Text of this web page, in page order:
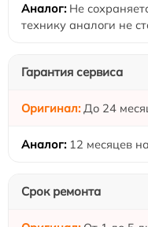
Не
технику аналоги не
Гарантия сервиса
До 24
12 месяцев
Срок ремонта